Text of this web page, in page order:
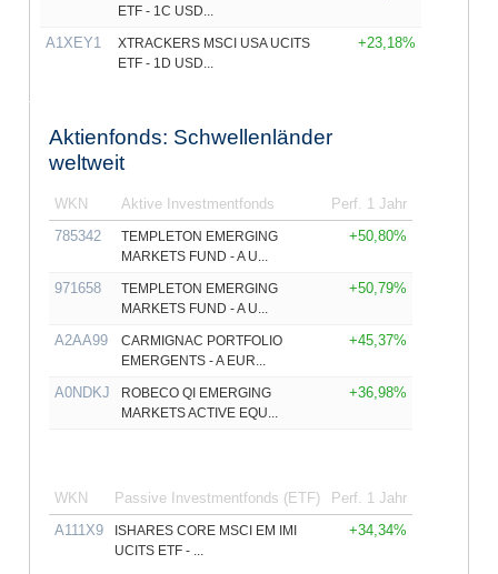
ETF - 1C USD...
A1XEY1
XTRACKERS MSCI USA UCITS
ETF - 1D USD...
+23,18%
Aktienfonds: Schwellenländer
weltweit
WKN Aktive Investmentfonds
Perf. 1 Jahr
785342
TEMPLETON EMERGING
MARKETS FUND - A U...
+50,80%
971658
TEMPLETON EMERGING
MARKETS FUND - A U...
+50,79%
A2AA99
CARMIGNAC PORTFOLIO
EMERGENTS - A EUR...
+45,37%
A0NDKJ
ROBECO QI EMERGING
MARKETS ACTIVE EQU...
+36,98%
WKN Passive Investmentfonds (ETF)
Perf. 1 Jahr
A111X9
ISHARES CORE MSCI EM IMI
UCITS ETF - ...
+34,34%